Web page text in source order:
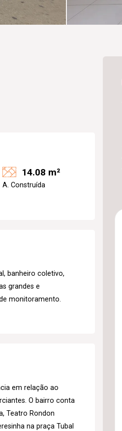
14.08 m²
A. Construída
banheiro coletivo,
grandes e
monitoramento.
em relação ao
O bairro conta
Teatro Rondon
na praça Tubal